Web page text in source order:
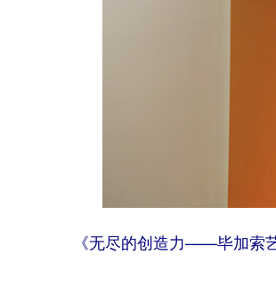
《无尽的创造力——毕加索